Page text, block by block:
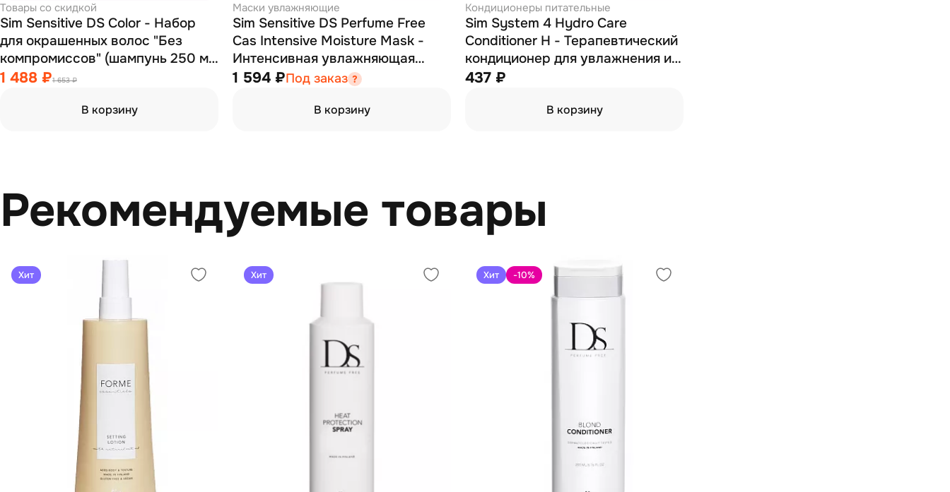
Товары со скидкой
Sim Sensitive DS Color - Набор
для окрашенных волос "Без
компромиссов" (шампунь 250 мл
+ кондиционер 200 мл)
1 488 ₽1 653 ₽
В корзину
Маски увлажняющие
Sim Sensitive DS Perfume Free
Cas Intensive Moisture Mask -
Интенсивная увлажняющая
маска 250 мл
1 594 ₽Под заказ
В корзину
Кондиционеры питательные
Sim System 4 Hydro Care
Conditioner H - Терапевтический
кондиционер для увлажнения и
питания волос 75 мл
437 ₽
В корзину
Рекомендуемые товары
Хит Хит Хит -10%